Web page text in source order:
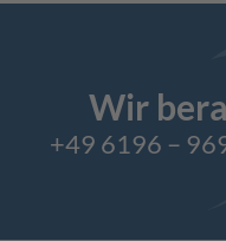
Wir
+49 6196 –